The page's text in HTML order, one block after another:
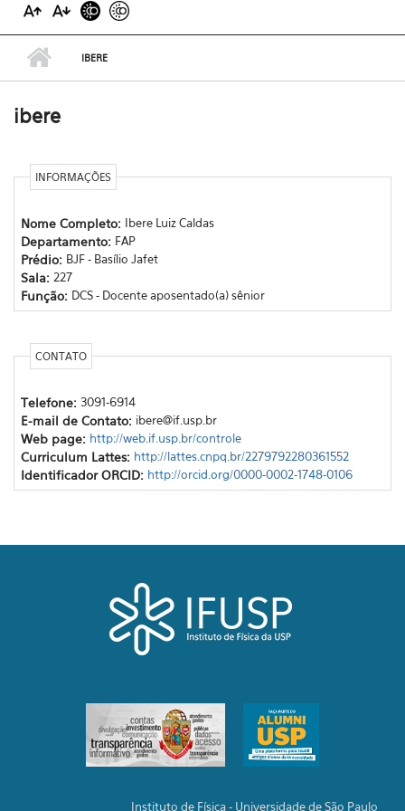
IBERE
ibere
INFORMAÇÕES
Nome Completo: Ibere Luiz Caldas
Departamento: FAP
Prédio: BJF - Basílio Jafet
Sala: 227
Função: DCS - Docente aposentado(a) sênior
CONTATO
Telefone: 3091-6914
E-mail de Contato: ibere@if.usp.br
Web page: http://web.if.usp.br/controle
Curriculum Lattes: http://lattes.cnpq.br/2279792280361552
Identificador ORCID: http://orcid.org/0000-0002-1748-0106
Instituto de Física - Universidade de São Paulo